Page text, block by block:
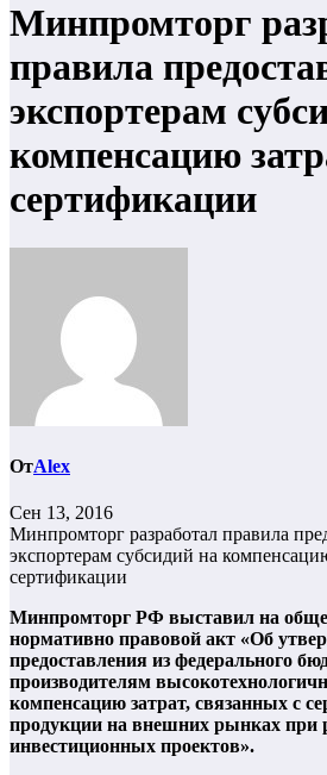
Минпромторг
правила
экспортерам
компенсацию
сертификации
ОтAlex
Сен 13, 2016
Минпромторг разработал правила
экспортерам субсидий на
сертификации
Минпромторг РФ выставил на
нормативно правовой акт «Об
предоставления из федерального
производителям
компенсацию затрат, связанных с
продукции на внешних рынках при
инвестиционных проектов».